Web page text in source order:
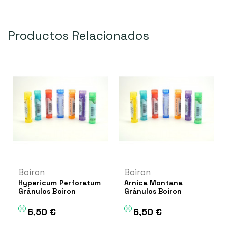
Productos Relacionados
Boiron
Hypericum Perforatum
Gránulos Boiron
6,50 €
Boiron
Arnica Montana
Gránulos Boiron
6,50 €